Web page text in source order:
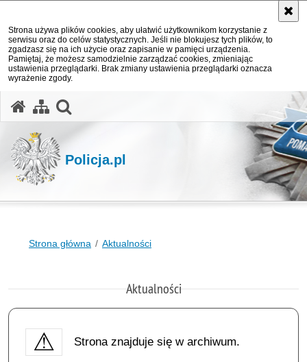
Strona używa plików cookies, aby ułatwić użytkownikom korzystanie z
serwisu oraz do celów statystycznych. Jeśli nie blokujesz tych plików, to
zgadzasz się na ich użycie oraz zapisanie w pamięci urządzenia.
Pamiętaj, że możesz samodzielnie zarządzać cookies, zmieniając
ustawienia przeglądarki. Brak zmiany ustawienia przeglądarki oznacza
wyrażenie zgody.
Policja.pl
Strona główna Aktualności
Aktualności
Strona znajduje się w archiwum.